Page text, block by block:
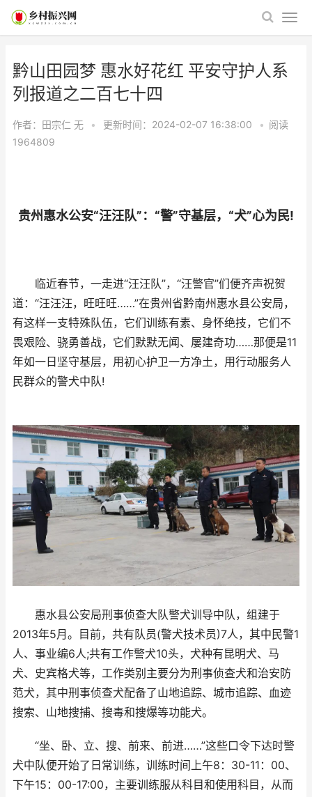
黔山田园梦 惠水好花红 平安守护人系
列报道之二百七十四
作者：田宗仁 无 • 更新时间：2024-02-07 16:38:00 • 阅读
1964809
贵州惠水公安“汪汪队”：“警”守基层，“犬”心为民!
临近春节，一走进“汪汪队”，“汪警官”们便齐声祝贺
道：“汪汪汪，旺旺旺……”在贵州省黔南州惠水县公安局，
有这样一支特殊队伍，它们训练有素、身怀绝技，它们不
畏艰险、骁勇善战，它们默默无闻、屡建奇功……那便是11
年如一日坚守基层，用初心护卫一方净土，用行动服务人
民群众的警犬中队!
惠水县公安局刑事侦查大队警犬训导中队，组建于
2013年5月。目前，共有队员(警犬技术员)7人，其中民警1
人、事业编6人;共有工作警犬10头，犬种有昆明犬、马
犬、史宾格犬等，工作类别主要分为刑事侦查犬和治安防
范犬，其中刑事侦查犬配备了山地追踪、城市追踪、血迹
搜索、山地搜捕、搜毒和搜爆等功能犬。
“坐、卧、立、搜、前来、前进……”这些口令下达时警
犬中队便开始了日常训练，训练时间上午8：30-11：00、
下午15：00-17:00，主要训练服从科目和使用科目，从而